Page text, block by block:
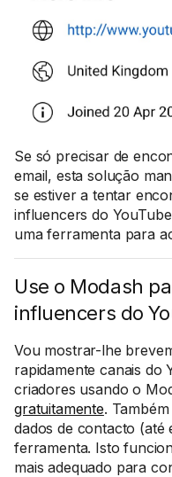
Se só precisar de
email, esta solução
se estiver a tentar
influencers do
uma ferramenta para
Use o Modash
influencers do
Vou mostrar-lhe
rapidamente canais do
criadores usando o
gratuitamente.
dados de contacto
ferramenta. Isto
mais adequado para